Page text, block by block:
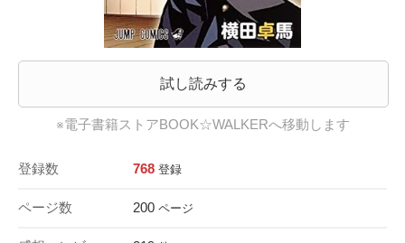
試し読みする
※電子書籍ストアBOOK☆WALKERへ移動します
登録数 768 登録
ページ数 200 ページ